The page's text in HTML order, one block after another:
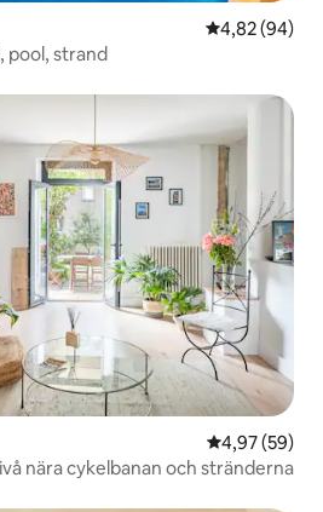
4,82 av 5 i
4,82 (94)
pool, strand
4,97 av 5 i
4,97 (59)
nära cykelbanan och stränderna